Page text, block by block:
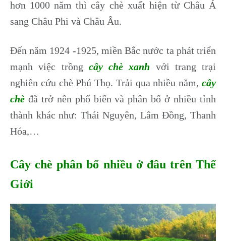
hơn 1000 năm thì cây chè xuất hiện từ Châu Á
sang Châu Phi và Châu Âu.
Đến năm 1924 -1925, miền Bắc nước ta phát triển
mạnh việc trồng cây chè xanh với trang trại
nghiên cứu chè Phú Thọ. Trải qua nhiều năm, cây
chè đã trở nên phổ biến và phân bố ở nhiều tỉnh
thành khác như: Thái Nguyên, Lâm Đồng, Thanh
Hóa,…
Cây chè phân bố nhiều ở đâu trên Thế
Giới